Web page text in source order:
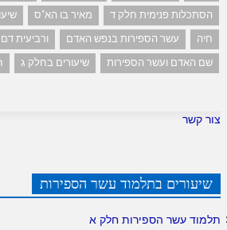
הסתכלות פנימית חלק ד
מאיר בו הא"ס
חיה
עשר הספירות בנפש האדם ורביעית דם
שם האדם ועשר הספירות
שיעורים בחלק ג
צור קשר
שיעורים בתלמוד עשר הספירות
תלמוד עשר הספירות חלק א